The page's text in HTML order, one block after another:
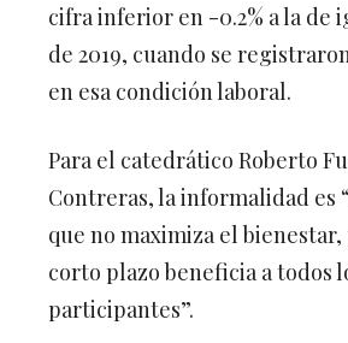
cifra inferior en -0.2% a la de
de 2019, cuando se
en esa condición laboral.
Para el catedrático Roberto
Contreras, la informalidad es
que no maximiza el
corto plazo beneficia a todos
participantes”.